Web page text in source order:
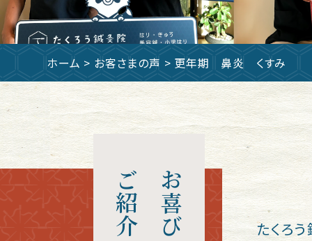
ホーム > お客さまの声 > 更年期 鼻炎 くすみ
ご紹介 たくろ